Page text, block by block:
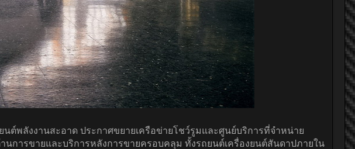
พลังงานสะอาด ประกาศขยายเครือข่ายโชว์รูมและศูนย์บริการที่จำหน่าย
นการขายและบริการหลังการขายครอบคลุม ทั้งรถยนต์เครื่องยนต์สันดาปภายใน